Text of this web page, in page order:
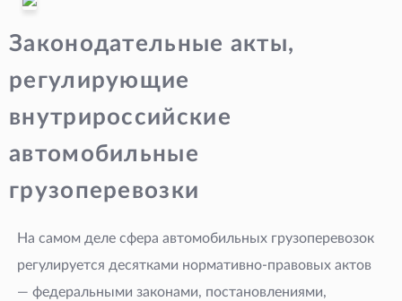
Законодательные акты,
регулирующие
внутрироссийские
автомобильные
грузоперевозки
На самом деле сфера автомобильных грузоперевозок
регулируется десятками нормативно-правовых актов
— федеральными законами, постановлениями,